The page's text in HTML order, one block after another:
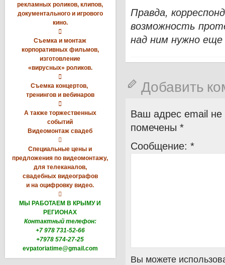
рекламных роликов, клипов,
документального и игрового
кино.

Съемка и монтаж
корпоративных фильмов,
изготовление
«вирусных» роликов.

Съемка концертов,
тренингов и вебинаров

А также торжественных
событий
Видеомонтаж свадеб

Специальные цены и
предложения по видеомонтажу,
для телеканалов,
свадебных видеографов
и на оцифровку видео.

МЫ РАБОТАЕМ В КРЫМУ И
РЕГИОНАХ
Контактный телефон:
+7 978 731-52-66
+7978 574-27-25
evpatoriatime@gmail.com
Правда,
возможность
над ним нужно
Добавить
Ваш адрес email не
помечены *
Сообщение: *
Вы можете